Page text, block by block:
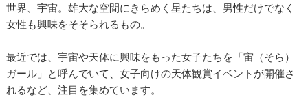
世界、宇宙。雄大な空間にきらめく星たちは、男性だけでなく
女性も興味をそそられるもの。
最近では、宇宙や天体に興味をもった女子たちを「宙（そら）
ガール」と呼んでいて、女子向けの天体観賞イベントが開催さ
れるなど、注目を集めています。